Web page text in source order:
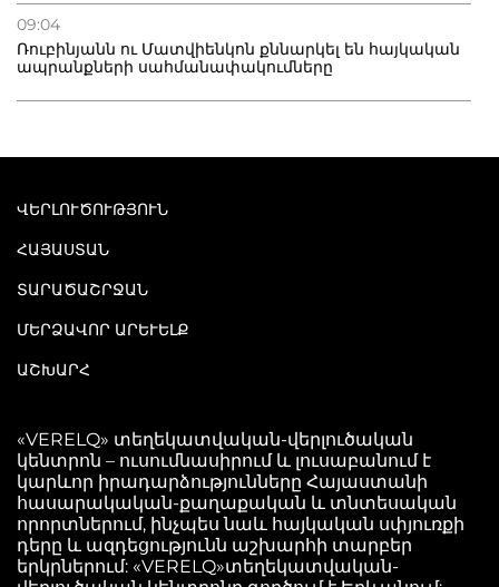
09:04
Ռուբինյանն ու Մատվիենկոն քննարկել են հայկական
ապրանքների սահմանափակումները
ՎԵՐԼՈՒԾՈՒԹՅՈՒՆ
ՀԱՅԱՍՏԱՆ
ՏԱՐԱԾԱՇՐՋԱՆ
ՄԵՐՁԱՎՈՐ ԱՐԵՒԵԼՔ
ԱՇԽԱՐՀ
«VERELQ» տեղեկատվական-վերլուծական
կենտրոն – ուսումնասիրում և լուսաբանում է
կարևոր իրադարձությունները Հայաստանի
հասարակական-քաղաքական և տնտեսական
որորտներում, ինչպես նաև հայկական սփյուռքի
դերը և ազդեցությունն աշխարհի տարբեր
երկրներում: «VERELQ»տեղեկատվական-